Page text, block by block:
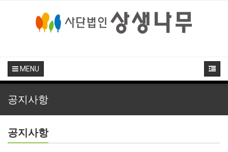
MENU
공지사항
공지사항